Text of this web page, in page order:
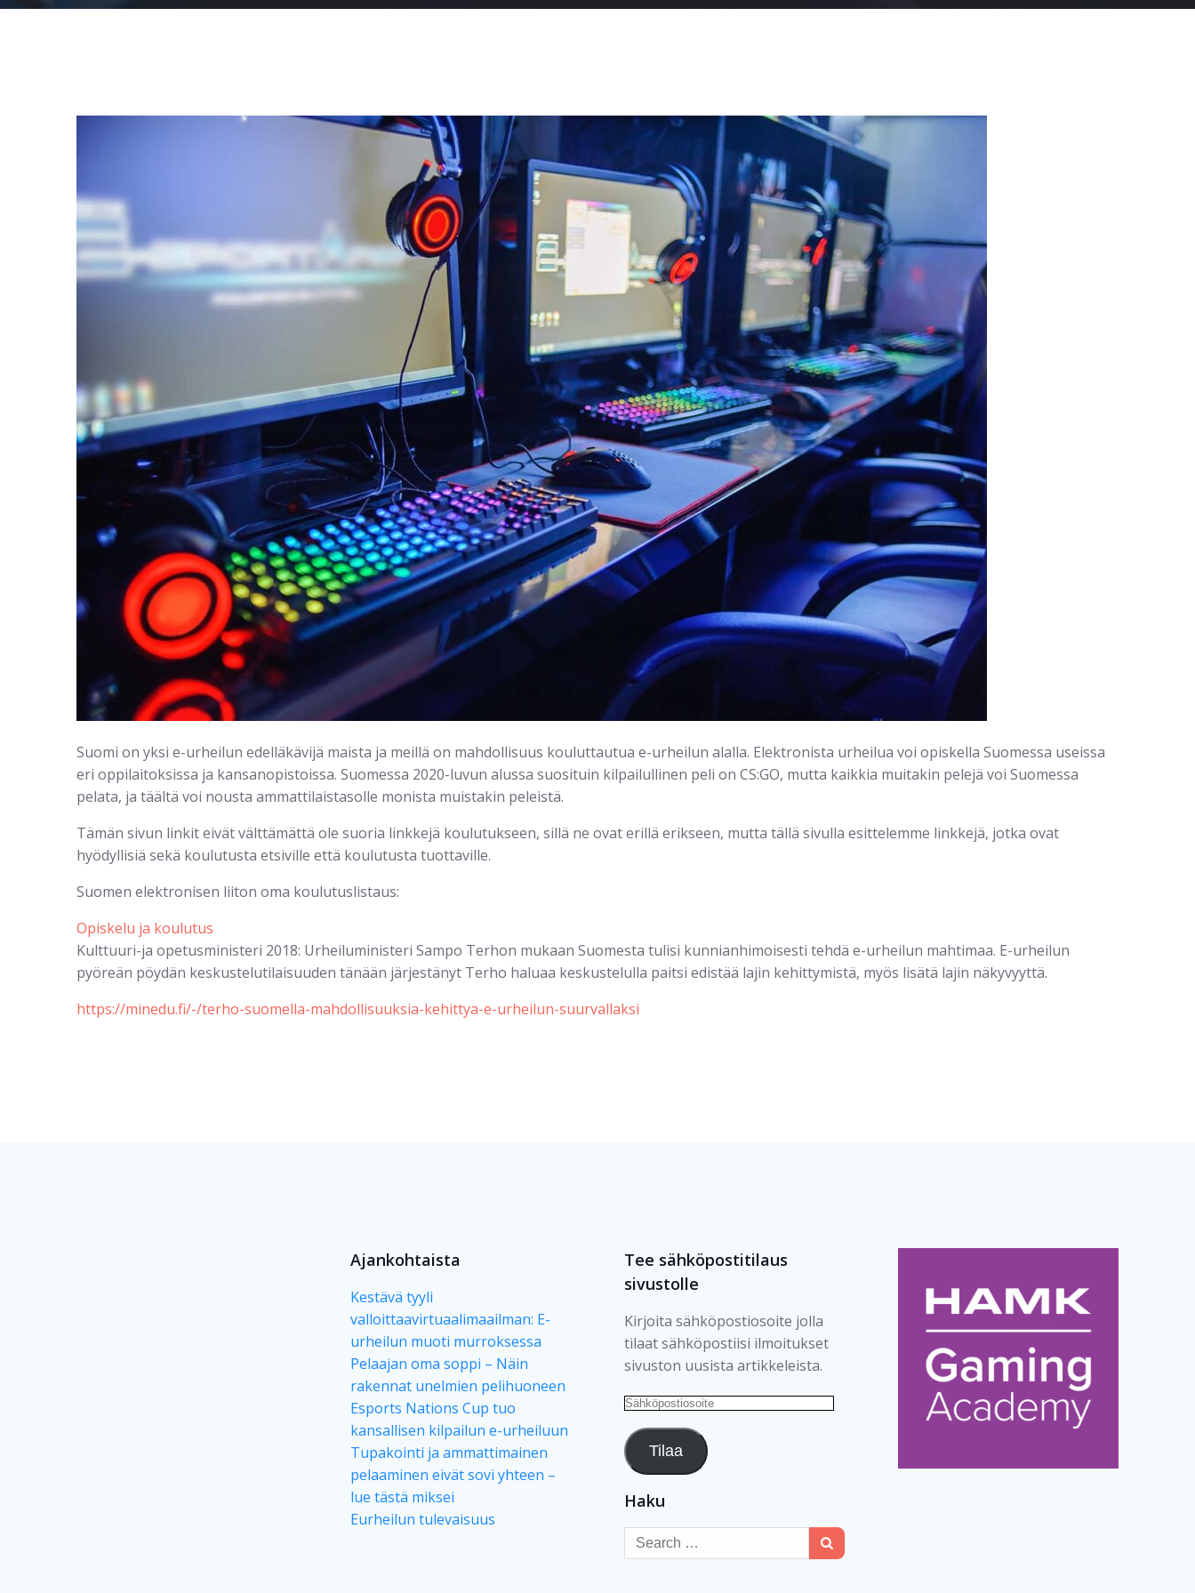
Suomi on yksi e-urheilun edelläkävijä maista ja meillä on mahdollisuus kouluttautua e-urheilun alalla. Elektronista urheilua voi opiskella Suomessa useissa
eri oppilaitoksissa ja kansanopistoissa. Suomessa 2020-luvun alussa suosituin kilpailullinen peli on CS:GO, mutta kaikkia muitakin pelejä voi Suomessa
pelata, ja täältä voi nousta ammattilaistasolle monista muistakin peleistä.
Tämän sivun linkit eivät välttämättä ole suoria linkkejä koulutukseen, sillä ne ovat erillä erikseen, mutta tällä sivulla esittelemme linkkejä, jotka ovat
hyödyllisiä sekä koulutusta etsiville että koulutusta tuottaville.
Suomen elektronisen liiton oma koulutuslistaus:
Opiskelu ja koulutus
Kulttuuri-ja opetusministeri 2018: Urheiluministeri Sampo Terhon mukaan Suomesta tulisi kunnianhimoisesti tehdä e-urheilun mahtimaa. E-urheilun
pyöreän pöydän keskustelutilaisuuden tänään järjestänyt Terho haluaa keskustelulla paitsi edistää lajin kehittymistä, myös lisätä lajin näkyvyyttä.
https://minedu.fi/-/terho-suomella-mahdollisuuksia-kehittya-e-urheilun-suurvallaksi
Ajankohtaista
Kestävä tyyli
valloittaavirtuaalimaailman: E-
urheilun muoti murroksessa
Pelaajan oma soppi – Näin
rakennat unelmien pelihuoneen
Esports Nations Cup tuo
kansallisen kilpailun e-urheiluun
Tupakointi ja ammattimainen
pelaaminen eivät sovi yhteen –
lue tästä miksei
Eurheilun tulevaisuus
Tee sähköpostitilaus
sivustolle
Kirjoita sähköpostiosoite jolla
tilaat sähköpostiisi ilmoitukset
sivuston uusista artikkeleista.
Sähköpostiosoite
Tilaa
Haku